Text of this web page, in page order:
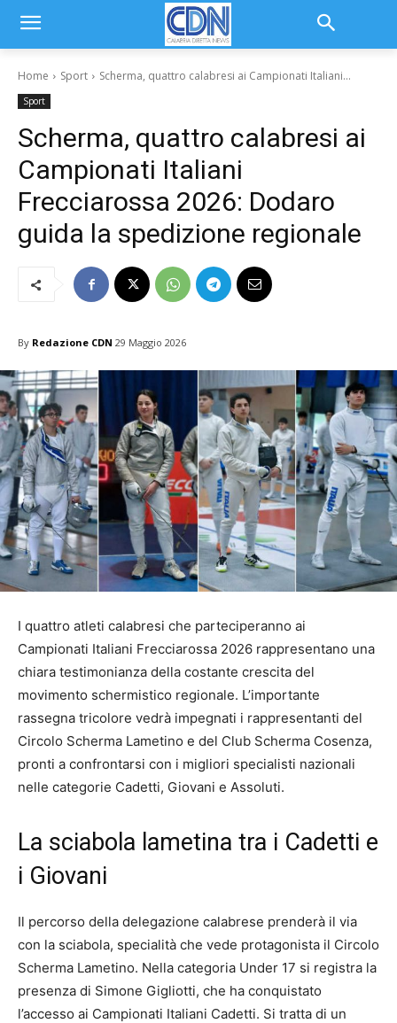
Home Sport Scherma, quattro calabresi ai Campionati Italiani...
Sport
Scherma, quattro calabresi ai
Campionati Italiani
Frecciarossa 2026: Dodaro
guida la spedizione regionale
By Redazione CDN 29 Maggio 2026
I quattro atleti calabresi che parteciperanno ai
Campionati Italiani Frecciarossa 2026 rappresentano una
chiara testimonianza della costante crescita del
movimento schermistico regionale. L’importante
rassegna tricolore vedrà impegnati i rappresentanti del
Circolo Scherma Lametino e del Club Scherma Cosenza,
pronti a confrontarsi con i migliori specialisti nazionali
nelle categorie Cadetti, Giovani e Assoluti.
La sciabola lametina tra i Cadetti e
i Giovani
Il percorso della delegazione calabrese prenderà il via
con la sciabola, specialità che vede protagonista il Circolo
Scherma Lametino. Nella categoria Under 17 si registra la
presenza di Simone Gigliotti, che ha conquistato
l’accesso ai Campionati Italiani Cadetti. Si tratta di un